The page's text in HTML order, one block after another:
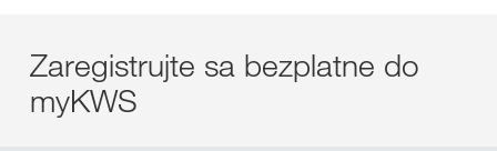
Zaregistrujte sa bezplatne do
myKWS